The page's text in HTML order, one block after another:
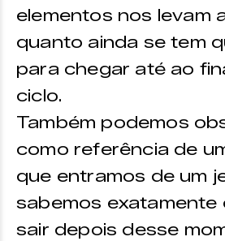
elementos nos levam
quanto ainda se tem
para chegar até ao
ciclo.
Também podemos
como referência de
que entramos de um
sabemos exatamente
sair depois desse